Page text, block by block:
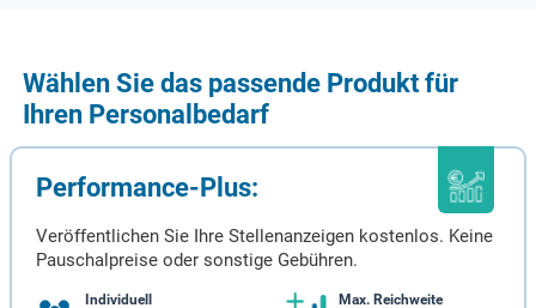
Wählen Sie das passende Produkt für
Ihren Personalbedarf
Performance-Plus:
Veröffentlichen Sie Ihre Stellenanzeigen kostenlos. Keine
Pauschalpreise oder sonstige Gebühren.
Individuell
Max. Reichweite